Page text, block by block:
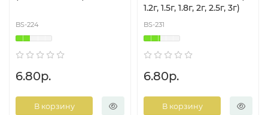
BS-224
6.80р.
В корзину
1.2г, 1.5г, 1.8г, 2г, 2.5г, 3г)
BS-231
6.80р.
В корзину